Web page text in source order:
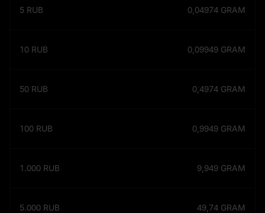
5 RUB 0,04974 GRAM
10 RUB 0,09949 GRAM
50 RUB 0,4974 GRAM
100 RUB 0,9949 GRAM
1.000 RUB 9,949 GRAM
5.000 RUB 49,74 GRAM